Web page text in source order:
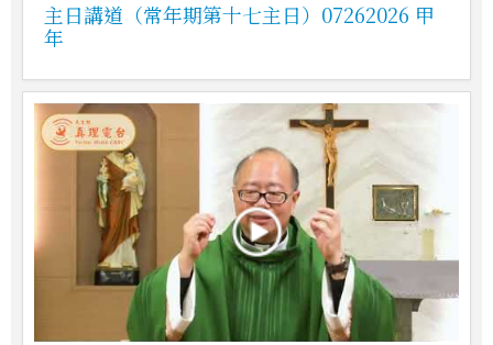
主日講道（常年期第十七主日）07262026 甲
年